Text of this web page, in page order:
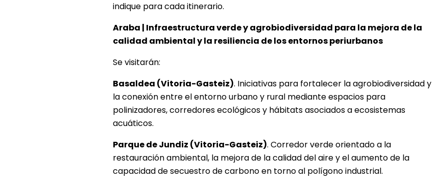
indique para cada itinerario.
Araba | Infraestructura verde y agrobiodiversidad para la mejora de la
calidad ambiental y la resiliencia de los entornos periurbanos
Se visitarán:
Basaldea (Vitoria-Gasteiz). Iniciativas para fortalecer la agrobiodiversidad y
la conexión entre el entorno urbano y rural mediante espacios para
polinizadores, corredores ecológicos y hábitats asociados a ecosistemas
acuáticos.
Parque de Jundiz (Vitoria-Gasteiz). Corredor verde orientado a la
restauración ambiental, la mejora de la calidad del aire y el aumento de la
capacidad de secuestro de carbono en torno al polígono industrial.